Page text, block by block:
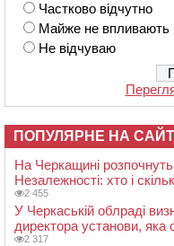
Частково відчутно
Майже не впливають
Не відчуваю
ПОПУЛЯРНЕ НА САЙТІ
На Черкащині
Незалежності: хто і
2 455
У Черкаській облраді
директора установи, яка
2 317